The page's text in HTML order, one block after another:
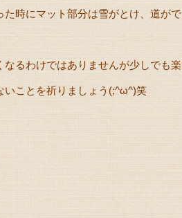
た時にマット部分は雪がとけ、道が
るわけではありませんが少しでも
いことを祈りましょう(;^ω^)笑